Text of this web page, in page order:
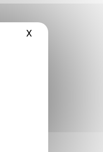
X Hide cookie banner